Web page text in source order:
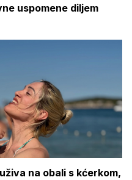
uspomene diljem
na obali s kćerkom,